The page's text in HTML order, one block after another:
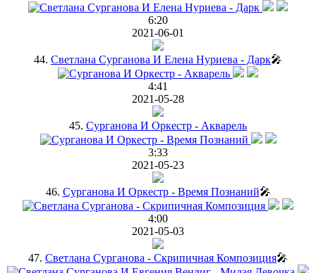
6:20
2021-06-01
44. Светлана Сурганова И Елена Нуриева - Дарк🎤
4:41
2021-05-28
45. Сурганова И Оркестр - Акварель
3:33
2021-05-23
46. Сурганова И Оркестр - Время Познаний🎤
4:00
2021-05-03
47. Светлана Сурганова - Скрипичная Композиция🎤